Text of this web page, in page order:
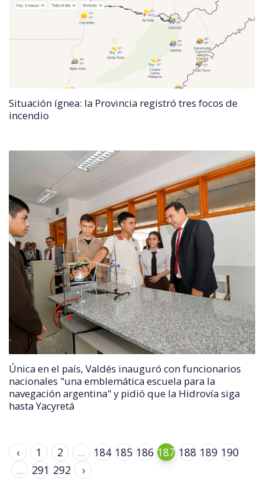
Situación ígnea: la Provincia registró tres focos de
incendio
Única en el país, Valdés inauguró con funcionarios
nacionales "una emblemática escuela para la
navegación argentina" y pidió que la Hidrovía siga
hasta Yacyretá
‹ 1 2 ... 184 185 186 187 188 189 190
...
291 292 ›